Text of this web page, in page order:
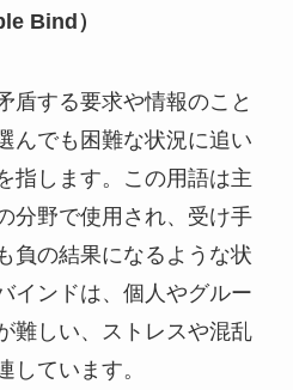
Bind）
盾する要求や情報のこと
んでも困難な状況に追い
指します。この用語は主
分野で使用され、受け手
負の結果になるような状
インドは、個人やグルー
難しい、ストレスや混乱
しています。